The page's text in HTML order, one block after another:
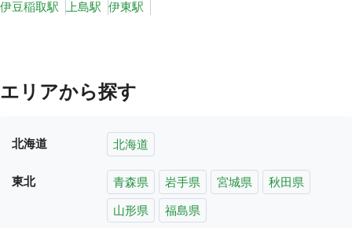
伊豆稲取駅 上島駅 伊東駅
エリアから探す
北海道 北海道
東北 青森県 岩手県 宮城県
秋田県
山形県
福島県